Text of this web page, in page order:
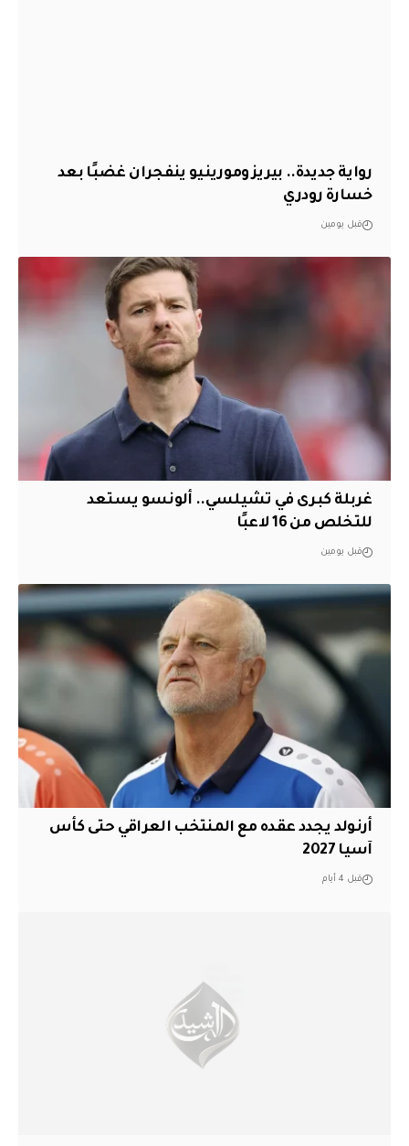
رواية جديدة.. بيريز ومورينيو ينفجران غضبًا بعد
خسارة رودري
قبل يومين
غربلة كبرى في تشيلسي.. ألونسو يستعد
للتخلص من 16 لاعبًا
قبل يومين
أرنولد يجدد عقده مع المنتخب العراقي حتى كأس
آسيا 2027
قبل 4 أيام